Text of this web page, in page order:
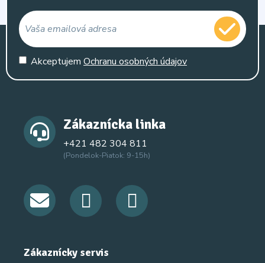
Akceptujem Ochranu osobných údajov
Zákaznícka linka
+421 482 304 811
(Pondelok-Piatok: 9-15h)
Zákaznícky servis